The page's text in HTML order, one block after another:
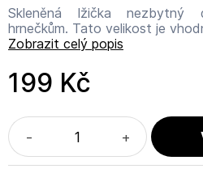
Skleněná lžička nezbytný
hrnečkům. Tato velikost je vhodná do velkých skleněných
hrnečků 300ml. Materiál sklo. Vhodné do myčky nádobí.
Adresa výrobce: IJsselveld
Kontakt:
Zobrazit celý popis
199 Kč
- +